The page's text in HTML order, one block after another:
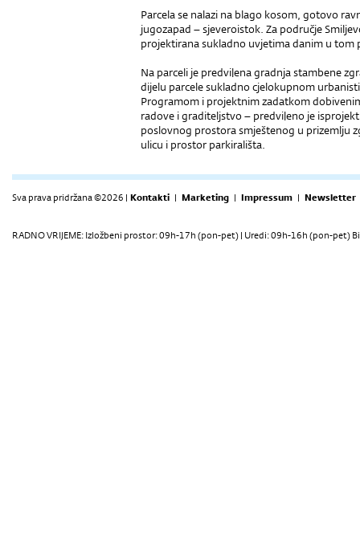
Parcela se nalazi na blago kosom, gotovo
jugozapad – sjeveroistok. Za područje
projektirana sukladno uvjetima danim u tom
Na parceli je predvi|ena gradnja stambene
dijelu parcele sukladno cjelokupnom
Programom i projektnim zadatkom
radove i graditeljstvo – predvi|eno je
poslovnog prostora smještenog u prizemlju
ulicu i prostor parkirališta.
Sva prava pridržana ©2026 | Kontakti | Marketing | Impressum | Newsletter
RADNO VRIJEME: Izložbeni prostor: 09h-17h (pon-pet) | Uredi: 09h-16h (pon-pet)